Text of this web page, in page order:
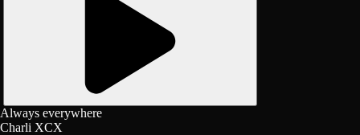
Always everywhere
Charli XCX